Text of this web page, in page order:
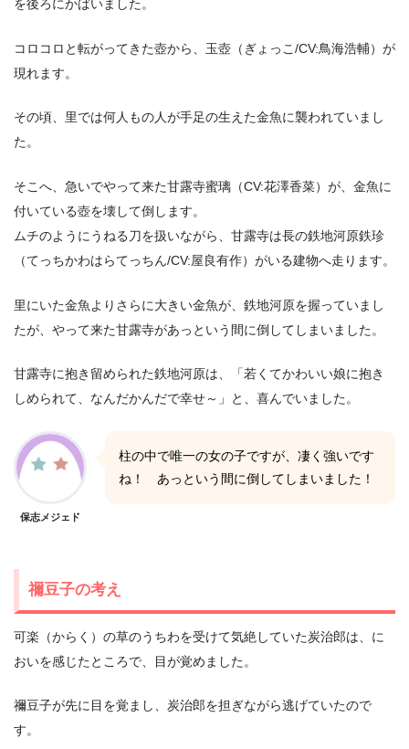
を後ろにかばいました。
コロコロと転がってきた壺から、玉壺（ぎょっこ/CV:鳥海浩輔）が
現れます。
その頃、里では何人もの人が手足の生えた金魚に襲われていまし
た。
そこへ、急いでやって来た甘露寺蜜璃（CV:花澤香菜）が、金魚に
付いている壺を壊して倒します。
ムチのようにうねる刀を扱いながら、甘露寺は長の鉄地河原鉄珍
（てっちかわはらてっちん/CV:屋良有作）がいる建物へ走ります。
里にいた金魚よりさらに大きい金魚が、鉄地河原を握っていまし
たが、やって来た甘露寺があっという間に倒してしまいました。
甘露寺に抱き留められた鉄地河原は、「若くてかわいい娘に抱き
しめられて、なんだかんだで幸せ～」と、喜んでいました。
保志メジェド
柱の中で唯一の女の子ですが、凄く強いです
ね！ あっという間に倒してしまいました！
禰豆子の考え
可楽（からく）の草のうちわを受けて気絶していた炭治郎は、に
おいを感じたところで、目が覚めました。
禰豆子が先に目を覚まし、炭治郎を担ぎながら逃げていたので
す。